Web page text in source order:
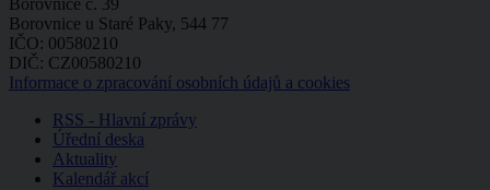
Borovnice č. 39
Borovnice u Staré Paky, 544 77
IČO: 00580210
DIČ: CZ00580210
Informace o zpracování osobních údajů a cookies
RSS - Hlavní zprávy
Úřední deska
Aktuality
Kalendář akcí